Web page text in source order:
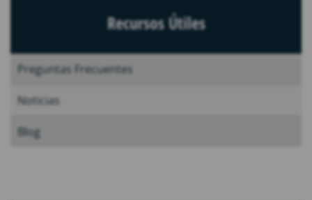
Recursos Útiles
Preguntas Frecuentes
Noticias
Blog